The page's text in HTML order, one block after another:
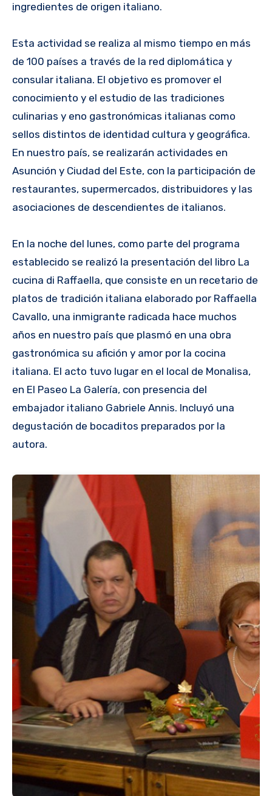
ingredientes de origen italiano.
Esta actividad se realiza al mismo tiempo en más
de 100 países a través de la red diplomática y
consular italiana. El objetivo es promover el
conocimiento y el estudio de las tradiciones
culinarias y eno gastronómicas italianas como
sellos distintos de identidad cultura y geográfica.
En nuestro país, se realizarán actividades en
Asunción y Ciudad del Este, con la participación de
restaurantes, supermercados, distribuidores y las
asociaciones de descendientes de italianos.
En la noche del lunes, como parte del programa
establecido se realizó la presentación del libro La
cucina di Raffaella, que consiste en un recetario de
platos de tradición italiana elaborado por Raffaella
Cavallo, una inmigrante radicada hace muchos
años en nuestro país que plasmó en una obra
gastronómica su afición y amor por la cocina
italiana. El acto tuvo lugar en el local de Monalisa,
en El Paseo La Galería, con presencia del
embajador italiano Gabriele Annis. Incluyó una
degustación de bocaditos preparados por la
autora.